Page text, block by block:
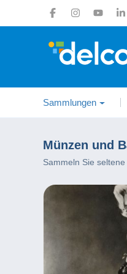
Sammlungen
Münzen und
Sammeln Sie